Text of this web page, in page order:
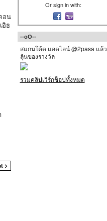
อน
อิธ
>
Or sign in with:
--oO--
สแกนโค้ด แอดไลน์ @2pasa แล้ว
ลุ้นของรางวัล
รวมคลิปเวิร์กช็อปทั้งหมด